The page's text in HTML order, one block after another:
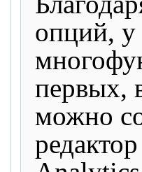
опций, у
первых,
можно